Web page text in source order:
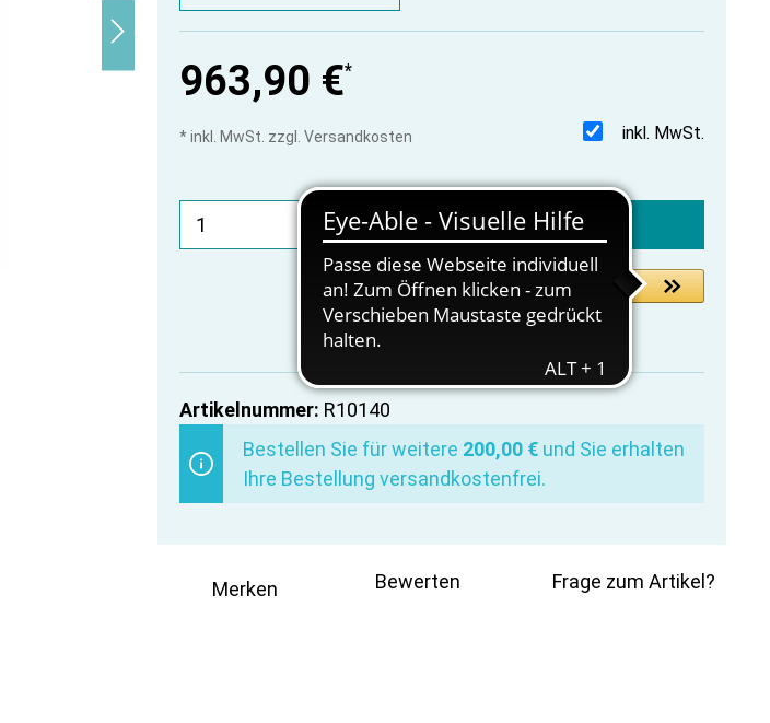
963,90 €*
inkl. MwSt.
* inkl. MwSt. zzgl. Versandkosten
In den Warenkorb
Artikelnummer: R10140
Bestellen Sie für weitere 200,00 € und Sie erhalten
Ihre Bestellung versandkostenfrei.
Merken Bewerten Frage zum Artikel?